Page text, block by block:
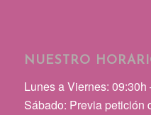
NUESTRO
Lunes a Viernes:
Sábado: Previa petición